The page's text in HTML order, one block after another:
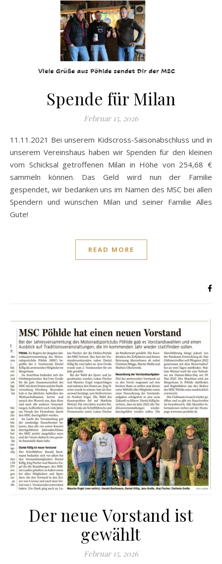
Spende für Milan
Februar 15, 2026
11.11.2021 Bei unserem Kidscross-Saisonabschluss und in
unserem Vereinshaus haben wir Spenden für den kleinen
vom Schicksal getroffenen Milan in Höhe von 254,68 €
sammeln können. Das Geld wird nun der Familie
gespendet, wir bedanken uns im Namen des MSC bei allen
Spendern und wünschen Milan und seiner Familie Alles
Gute!
READ MORE
Der neue Vorstand ist
gewählt
Februar 15, 2026